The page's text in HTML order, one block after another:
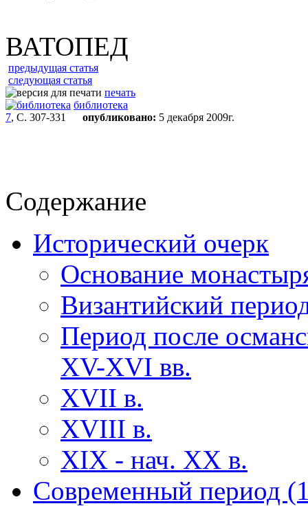
ВАТОПЕД
предыдущая статья
следующая статья
печать
библиотека
7, С. 307-331 опубликовано: 5 декабря 2009г.
Содержание
Исторический очерк
Основание
Византийский
Период после
XV-XVI вв.
XVII в.
XVIII в.
XIX - нач. ХХ в.
Современный период